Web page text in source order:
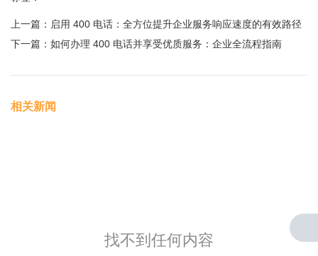
上一篇： 启用 400 电话：全方位提升企业服务响应速度的有效路径
下一篇： 如何办理 400 电话并享受优质服务：企业全流程指南
相关新闻
找不到任何内容